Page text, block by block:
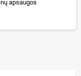
apsaugos